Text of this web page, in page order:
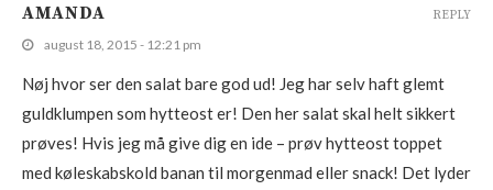
AMANDA
august 18, 2015 - 12:21 pm
Nøj hvor ser den salat bare god ud! Jeg har selv haft glemt
guldklumpen som hytteost er! Den her salat skal helt sikkert
prøves! Hvis jeg må give dig en ide – prøv hytteost toppet
med køleskabskold banan til morgenmad eller snack! Det lyder
REPLY